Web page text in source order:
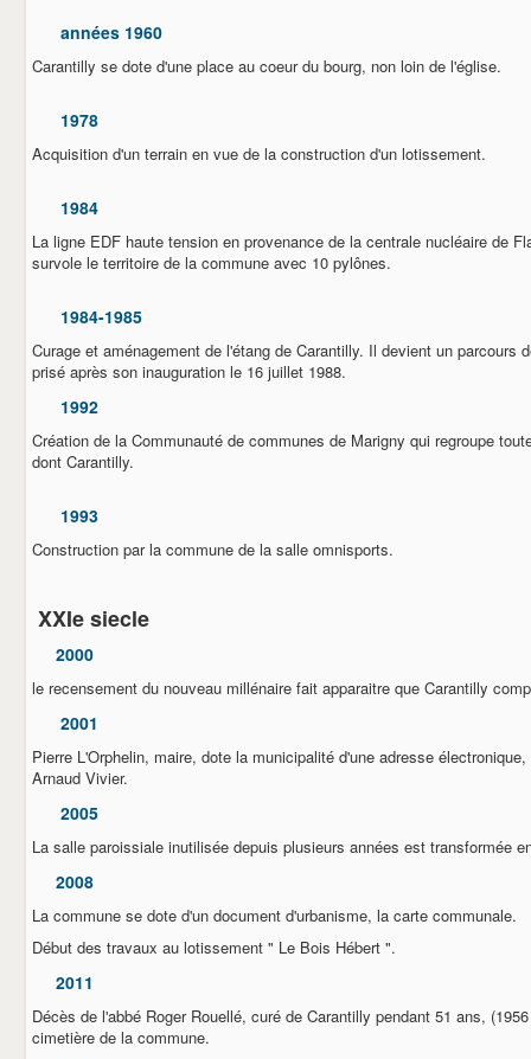
années 1960
Carantilly se dote d'une place au coeur du bourg, non loin de l'église.
1978
Acquisition d'un terrain en vue de la construction d'un lotissement.
1984
La ligne EDF haute tension en provenance de la centrale nucléaire de
survole le territoire de la commune avec 10 pylônes.
1984-1985
Curage et aménagement de l'étang de Carantilly. Il devient un parcours
prisé après son inauguration le 16 juillet 1988.
1992
Création de la Communauté de communes de Marigny qui regroupe
dont Carantilly.
1993
Construction par la commune de la salle omnisports.
XXIe siecle
2000
le recensement du nouveau millénaire fait apparaitre que Carantilly
2001
Pierre L'Orphelin, maire, dote la municipalité d'une adresse
Arnaud Vivier.
2005
La salle paroissiale inutilisée depuis plusieurs années est transformée
2008
La commune se dote d'un document d'urbanisme, la carte communale.
Début des travaux au lotissement " Le Bois Hébert ".
2011
Décès de l'abbé Roger Rouellé, curé de Carantilly pendant 51 ans,
cimetière de la commune.